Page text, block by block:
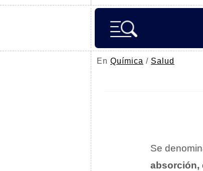
En Química / Salud
Se
absorción,